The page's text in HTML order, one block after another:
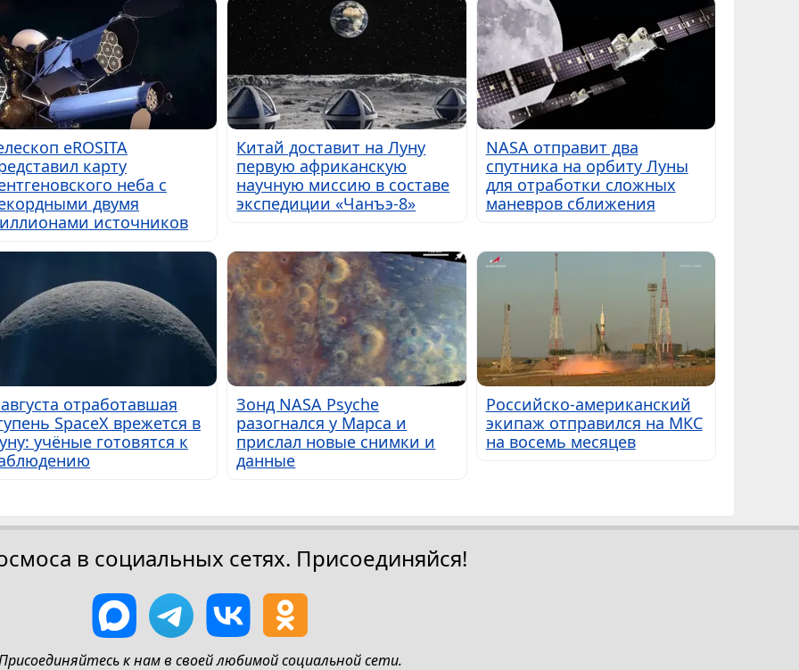
eROSITA
карту
неба с
двумя
источников
Китай доставит на Луну
первую африканскую
научную миссию в составе
экспедиции «Чанъэ-8»
NASA отправит два
спутника на орбиту Луны
для отработки сложных
маневров сближения
отработавшая
SpaceX врежется в
учёные готовятся к
Зонд NASA Psyche
разогнался у Марса и
прислал новые снимки и
данные
Российско-американский
экипаж отправился на МКС
на восемь месяцев
в социальных сетях. Присоединяйся!
к нам в своей любимой социальной сети.